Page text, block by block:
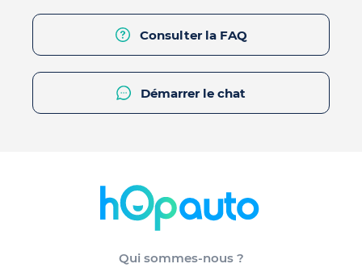
Consulter la FAQ
Démarrer le chat
Qui sommes-nous ?